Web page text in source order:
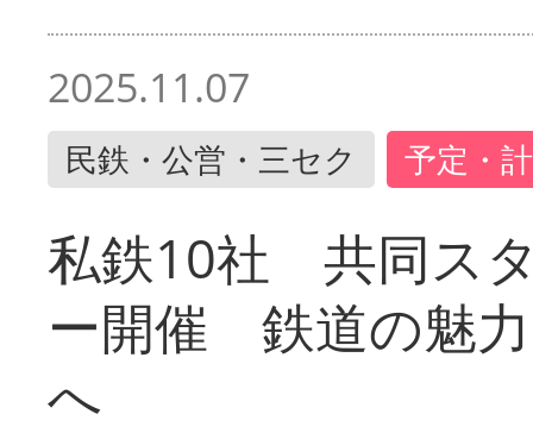
2025.11.07
民鉄・公営・三セク 予定・
私鉄10社 共同ス
ー開催 鉄道の魅
へ